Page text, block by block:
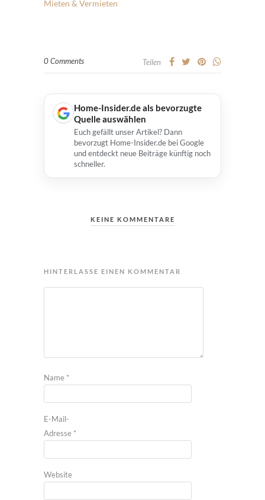
Mieten & Vermieten
0 Comments Teilen
Home-Insider.de als bevorzugte
Quelle auswählen
Euch gefällt unser Artikel? Dann
bevorzugt Home-Insider.de bei Google
und entdeckt neue Beiträge künftig noch
schneller.
KEINE KOMMENTARE
HINTERLASSE EINEN KOMMENTAR
Name *
E-Mail-
Adresse *
Website